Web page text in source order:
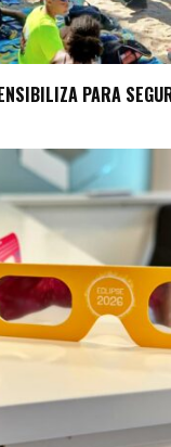
PARA